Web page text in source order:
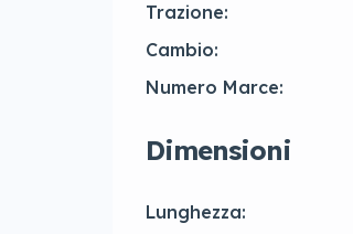
Trazione:
Cambio:
Numero Marce:
Dimensioni
Lunghezza: